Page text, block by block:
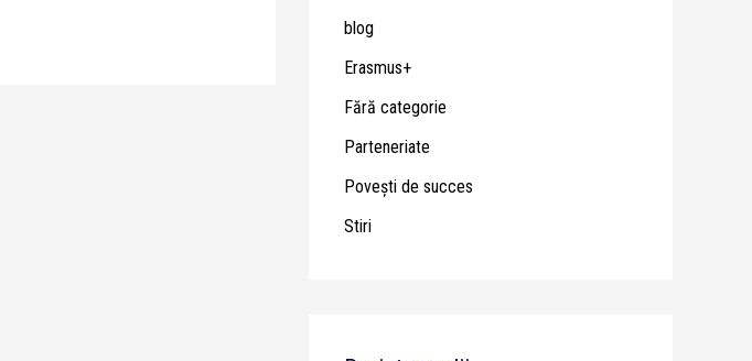
blog
Erasmus+
Fără categorie
Parteneriate
Poveşti de succes
Stiri